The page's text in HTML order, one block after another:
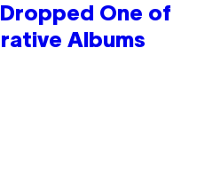
One of
Albums